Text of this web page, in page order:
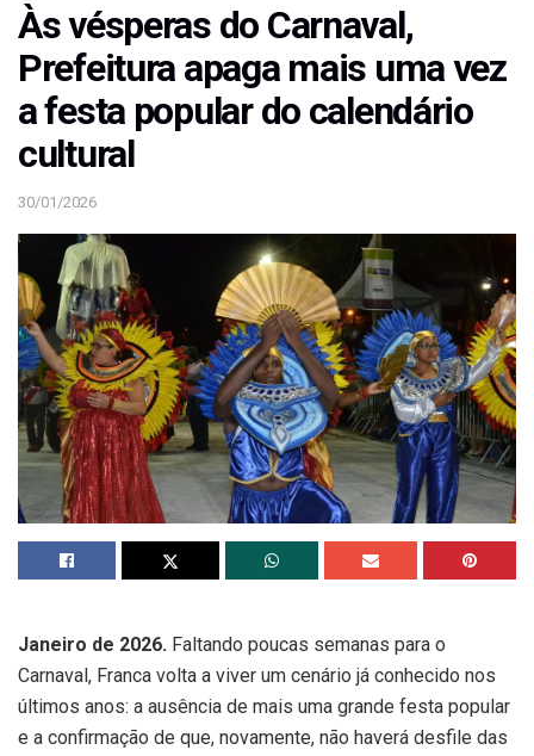
Às vésperas do Carnaval,
Prefeitura apaga mais uma vez
a festa popular do calendário
cultural
30/01/2026
Janeiro de 2026. Faltando poucas semanas para o
Carnaval, Franca volta a viver um cenário já conhecido nos
últimos anos: a ausência de mais uma grande festa popular
e a confirmação de que, novamente, não haverá desfile das